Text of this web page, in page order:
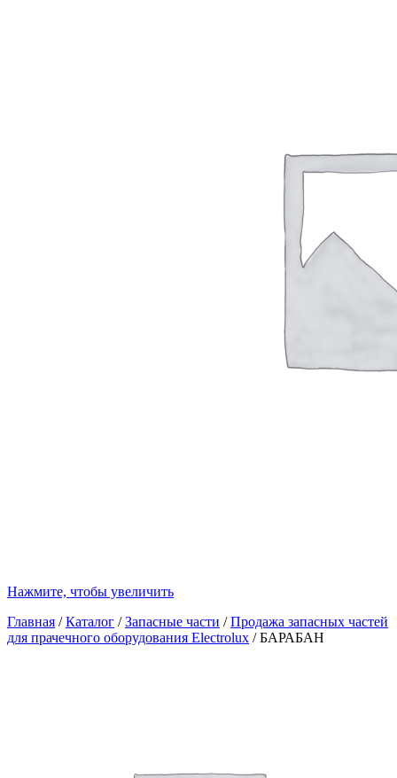
Нажмите, чтобы увеличить
Главная /Каталог /Запасные части /Продажа запасных частей
для прачечного оборудования Electrolux /БАРАБАН